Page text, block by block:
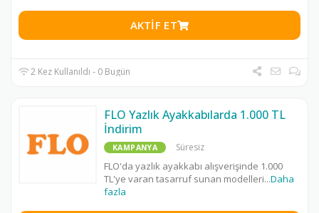
AKTIF ET
2 Kez Kullanıldı - 0 Bugün
FLO Yazlık Ayakkabılarda 1.000 TL
İndirim
KAMPANYA Süresiz
FLO'da yazlık ayakkabı alışverişinde 1.000
TL'ye varan tasarruf sunan modelleri...Daha
fazla